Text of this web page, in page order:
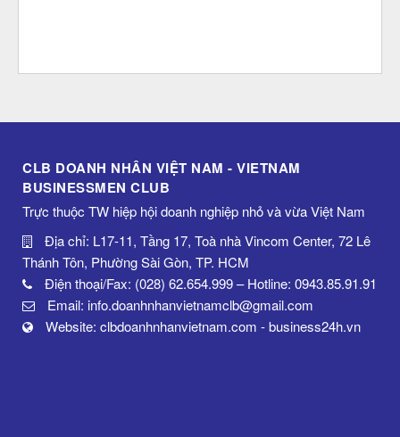
CLB DOANH NHÂN VIỆT NAM - VIETNAM
BUSINESSMEN CLUB
Trực thuộc TW hiệp hội doanh nghiệp nhỏ và vừa Việt Nam
Địa chỉ: L17-11, Tầng 17, Toà nhà Vincom Center, 72 Lê
Thánh Tôn, Phường Sài Gòn, TP. HCM
Điện thoại/Fax: (028) 62.654.999 – Hotline: 0943.85.91.91
Email: info.doanhnhanvietnamclb@gmail.com
Website: clbdoanhnhanvietnam.com - business24h.vn